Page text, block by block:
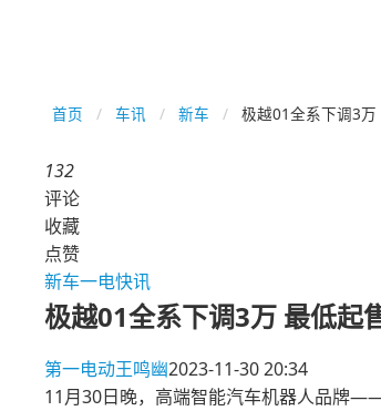
首页 车讯 新车 极越01全系下调3
132
评论
收藏
点赞
新车一电快讯
极越01全系下调3万 最低起
第一电动王鸣幽2023-11-30 20:34
11月30日晚，高端智能汽车机器人品牌